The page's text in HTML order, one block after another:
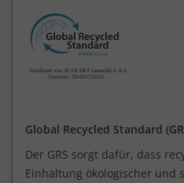
Global Recycled Standard
Der GRS sorgt dafür, dass
Einhaltung ökologischer und